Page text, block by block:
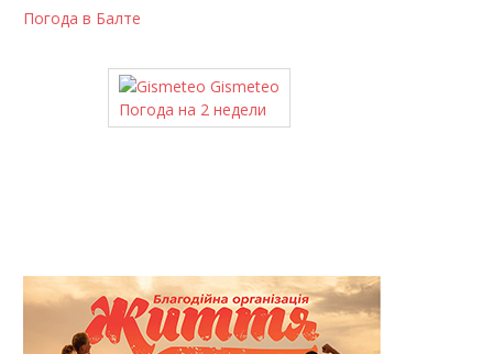
Погода в Балте
Gismeteo
Погода на 2 недели